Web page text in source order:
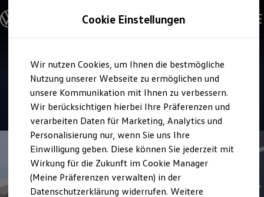
Hauptinhalt
springen
Footer
springen
Modelle & Konfigurator
Nutzfahrzeugkategorien entdecken
Modelle konfigurieren
Vorgängermodelle und Oldtimer
Vorgängermodelle
Oldtimer
Bulli Historie
Branchenlösungen & Gewerbekunden
Umbaulösungen und Hersteller finden
Auf- und Umbauten entdecken & konfigurieren
Groß- und Sonderkunden
Großkunden
Kommunen & Behörden
Journalisten
Sportvereine
Branchenlösungen
Service
Autohaus Hofmann e.K.
5|19 Bewertungen
Cookie Einstellungen
Wir nutzen Cookies, um Ihnen die bestmögliche
Nutzung unserer Webseite zu ermöglichen und
unsere Kommunikation mit Ihnen zu verbessern.
Wir berücksichtigen hierbei Ihre Präferenzen und
verarbeiten Daten für Marketing, Analytics und
Personalisierung nur, wenn Sie uns Ihre
Einwilligung geben. Diese können Sie jederzeit mit
Wirkung für die Zukunft im Cookie Manager
(Meine Präferenzen verwalten) in der
Datenschutzerklärung widerrufen. Weitere